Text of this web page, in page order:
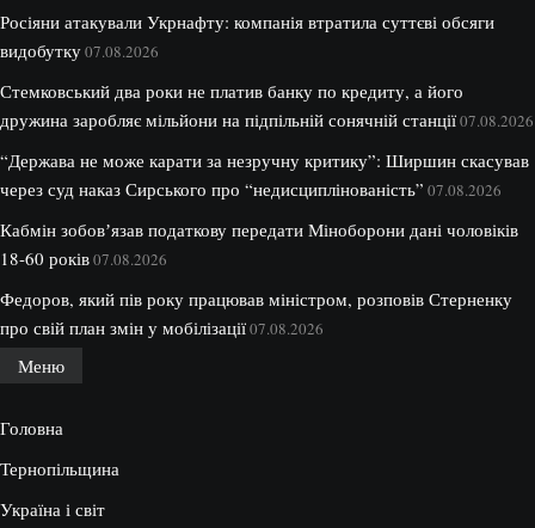
Росіяни атакували Укрнафту: компанія втратила суттєві обсяги
видобутку07.08.2026
Стемковський два роки не платив банку по кредиту, а його
дружина заробляє мільйони на підпільній сонячній станції07.08.2026
“Держава не може карати за незручну критику”: Ширшин скасував
через суд наказ Сирського про “недисциплінованість” 07.08.2026
Кабмін зобовʼязав податкову передати Міноборони дані чоловіків
18-60 років07.08.2026
Федоров, який пів року працював міністром, розповів Стерненку
про свій план змін у мобілізації07.08.2026
Меню
Головна
Тернопільщина
Україна і світ